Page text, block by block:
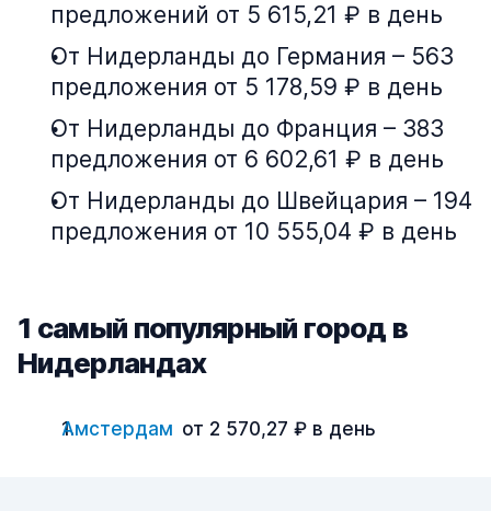
предложений от 5 615,21 ₽ в день
От Нидерланды до Германия – 563
предложения от 5 178,59 ₽ в день
От Нидерланды до Франция – 383
предложения от 6 602,61 ₽ в день
От Нидерланды до Швейцария – 194
предложения от 10 555,04 ₽ в день
1 cамый популярный город в
Нидерландах
Амстердам от 2 570,27 ₽ в день